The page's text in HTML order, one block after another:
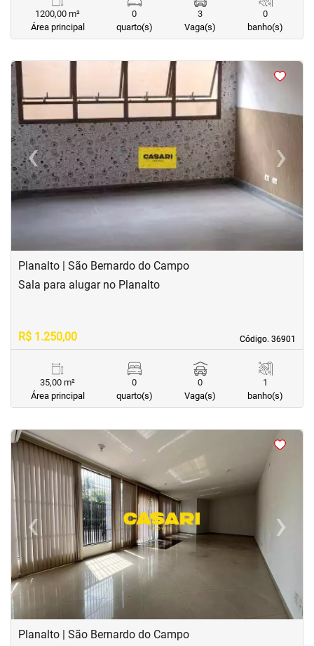
1200,00 m²
Área principal
0
quarto(s)
3
Vaga(s)
0
banho(s)
< <
‹Previous ›Next
Planalto | São Bernardo do Campo
Código. 36901
Código. 36901
Sala para alugar no Planalto
R$ 1.250,00
35,00 m²
Área principal
0
quarto(s)
0
Vaga(s)
1
banho(s)
<<<<
‹Previous ›Next
Planalto | São Bernardo do Campo